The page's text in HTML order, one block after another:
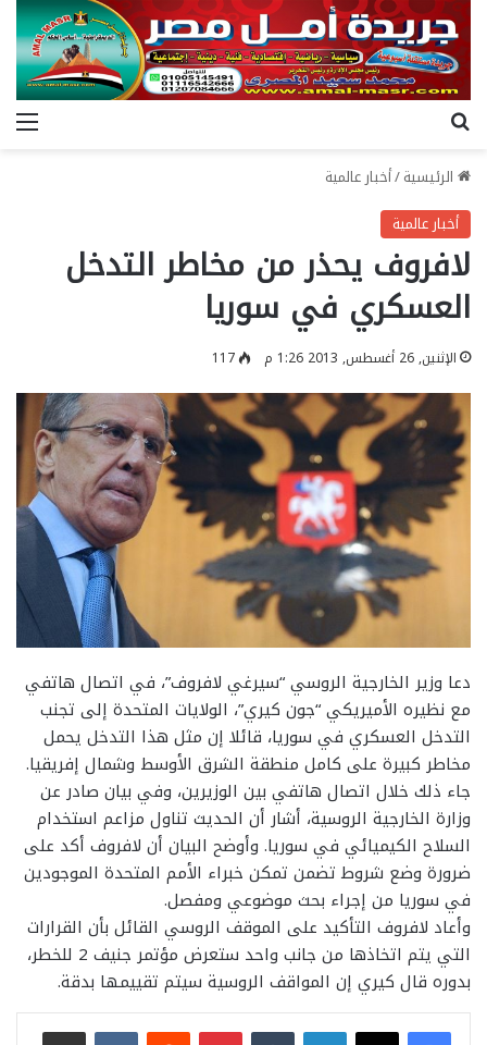
الرئيسية/أخبار عالمية
أخبار عالمية
لافروف يحذر من مخاطر التدخل
العسكري في سوريا
الإثنين, 26 أغسطس, 2013 1:26 م 117
دعا وزير الخارجية الروسي “سيرغي لافروف”، في اتصال هاتفي
مع نظيره الأميريكي “جون كيري”، الولايات المتحدة إلى تجنب
التدخل العسكري في سوريا، قائلا إن مثل هذا التدخل يحمل
مخاطر كبيرة على كامل منطقة الشرق الأوسط وشمال إفريقيا.
جاء ذلك خلال اتصال هاتفي بين الوزيرين، وفي بيان صادر عن
وزارة الخارجية الروسية، أشار أن الحديث تناول مزاعم استخدام
السلاح الكيميائي في سوريا. وأوضح البيان أن لافروف أكد على
ضرورة وضع شروط تضمن تمكن خبراء الأمم المتحدة الموجودين
في سوريا من إجراء بحث موضوعي ومفصل.
وأعاد لافروف التأكيد على الموقف الروسي القائل بأن القرارات
التي يتم اتخاذها من جانب واحد ستعرض مؤتمر جنيف 2 للخطر،
بدوره قال كيري إن المواقف الروسية سيتم تقييمها بدقة.
لينكدإن بينتيريست
مشاركة عبر البريد